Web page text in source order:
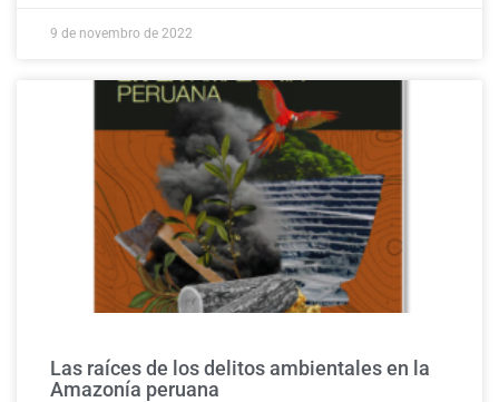
9 de novembro de 2022
Las raíces de los delitos ambientales en la
Amazonía peruana